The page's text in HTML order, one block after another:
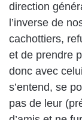
direction
l’inverse de
cachottiers,
et de prendre
donc avec
s’entend, se
pas de leur